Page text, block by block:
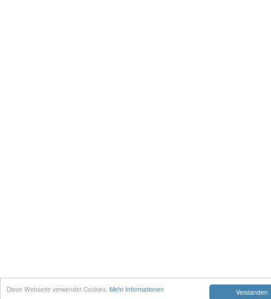
Verstanden
Diese Webseite verwendet Cookies. Mehr Informationen